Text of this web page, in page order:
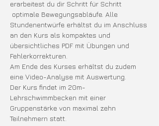
erarbeitest du dir Schritt für Schritt
optimale Bewegungsabläufe. Alle
Stundenentwürfe erhältst du im Anschluss
an den Kurs als kompaktes und
übersichtliches PDF mit Übungen und
Fehlerkorrekturen.
Am Ende des Kurses erhältst du zudem
eine Video-Analyse mit Auswertung.
Der Kurs findet im 20m-
Lehrschwimmbecken mit einer
Gruppenstärke von maximal zehn
Teilnehmern statt.